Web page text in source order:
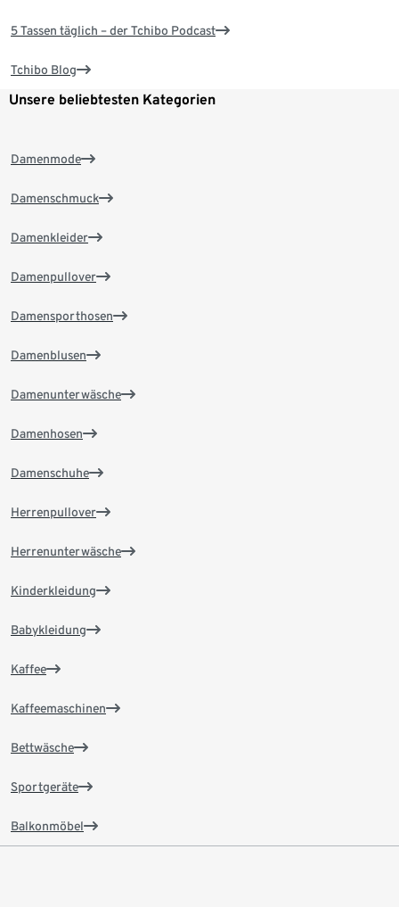
5 Tassen täglich – der Tchibo Podcast
Tchibo Blog
Unsere beliebtesten Kategorien
Damenmode
Damenschmuck
Damenkleider
Damenpullover
Damensporthosen
Damenblusen
Damenunterwäsche
Damenhosen
Damenschuhe
Herrenpullover
Herrenunterwäsche
Kinderkleidung
Babykleidung
Kaffee
Kaffeemaschinen
Bettwäsche
Sportgeräte
Balkonmöbel